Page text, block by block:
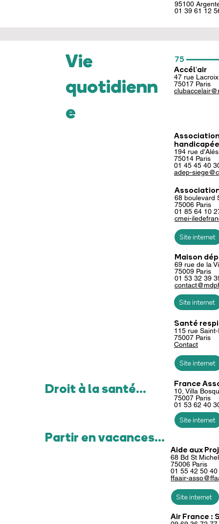
95100
01 39 61 12
Vie
quotidienn
e
75
Accél'air
47 rue Lacroix
75017 Paris
194 rue
75014 Paris
01 45 45 40
adep-
68 boulevard
75006 Paris
01 85 64 10
cmei-
Site internet
Maison
69 rue de la
75009 Paris
01 53 32 39
Site internet
Santé
115 rue
75007 Paris
Contact
Site internet
Droit à la santé... France
10, Villa
75007 Paris
01 53 62 40
Site internet
Partir en vacances...
Aide aux
68 Bd St Michel
75006 Paris
01 55 42 50 40
ffaair-
Site internet
Air France :